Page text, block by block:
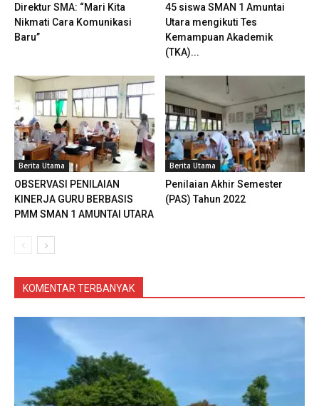
Direktur SMA: “Mari Kita
Nikmati Cara Komunikasi
Baru”
45 siswa SMAN 1 Amuntai
Utara mengikuti Tes
Kemampuan Akademik
(TKA)...
Berita Utama
OBSERVASI PENILAIAN
KINERJA GURU BERBASIS
PMM SMAN 1 AMUNTAI UTARA
Berita Utama
Penilaian Akhir Semester
(PAS) Tahun 2022
KOMENTAR TERBANYAK